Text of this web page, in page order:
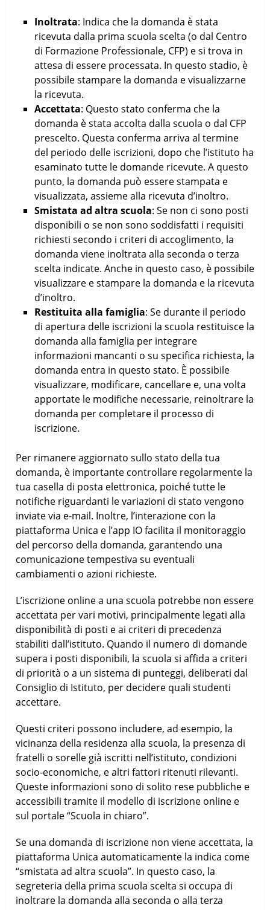
Inoltrata: Indica che la domanda è stata
ricevuta dalla prima scuola scelta (o dal Centro
di Formazione Professionale, CFP) e si trova in
attesa di essere processata. In questo stadio, è
possibile stampare la domanda e visualizzarne
la ricevuta.
Accettata: Questo stato conferma che la
domanda è stata accolta dalla scuola o dal CFP
prescelto. Questa conferma arriva al termine
del periodo delle iscrizioni, dopo che l’istituto ha
esaminato tutte le domande ricevute. A questo
punto, la domanda può essere stampata e
visualizzata, assieme alla ricevuta d’inoltro.
Smistata ad altra scuola: Se non ci sono posti
disponibili o se non sono soddisfatti i requisiti
richiesti secondo i criteri di accoglimento, la
domanda viene inoltrata alla seconda o terza
scelta indicate. Anche in questo caso, è possibile
visualizzare e stampare la domanda e la ricevuta
d’inoltro.
Restituita alla famiglia: Se durante il periodo
di apertura delle iscrizioni la scuola restituisce la
domanda alla famiglia per integrare
informazioni mancanti o su specifica richiesta, la
domanda entra in questo stato. È possibile
visualizzare, modificare, cancellare e, una volta
apportate le modifiche necessarie, reinoltrare la
domanda per completare il processo di
iscrizione.
Per rimanere aggiornato sullo stato della tua
domanda, è importante controllare regolarmente la
tua casella di posta elettronica, poiché tutte le
notifiche riguardanti le variazioni di stato vengono
inviate via e-mail. Inoltre, l’interazione con la
piattaforma Unica e l’app IO facilita il monitoraggio
del percorso della domanda, garantendo una
comunicazione tempestiva su eventuali
cambiamenti o azioni richieste.
L’iscrizione online a una scuola potrebbe non essere
accettata per vari motivi, principalmente legati alla
disponibilità di posti e ai criteri di precedenza
stabiliti dall’istituto. Quando il numero di domande
supera i posti disponibili, la scuola si affida a criteri
di priorità o a un sistema di punteggi, deliberati dal
Consiglio di Istituto, per decidere quali studenti
accettare.
Questi criteri possono includere, ad esempio, la
vicinanza della residenza alla scuola, la presenza di
fratelli o sorelle già iscritti nell’istituto, condizioni
socio-economiche, e altri fattori ritenuti rilevanti.
Queste informazioni sono di solito rese pubbliche e
accessibili tramite il modello di iscrizione online e
sul portale “Scuola in chiaro”.
Se una domanda di iscrizione non viene accettata, la
piattaforma Unica automaticamente la indica come
“smistata ad altra scuola”. In questo caso, la
segreteria della prima scuola scelta si occupa di
inoltrare la domanda alla seconda o alla terza